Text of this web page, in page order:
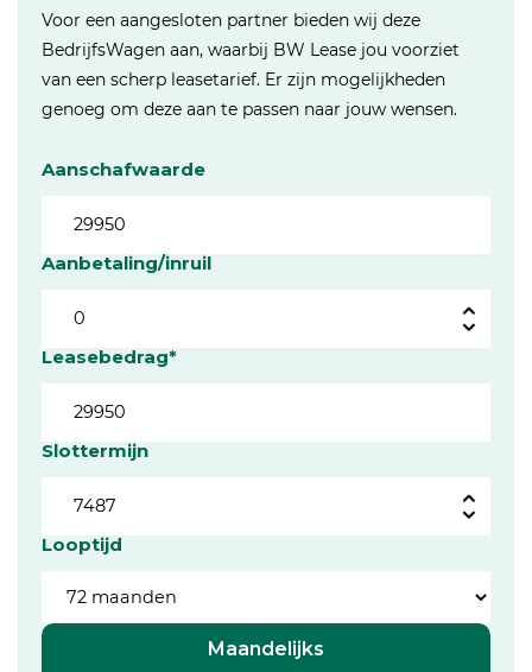
Voor een aangesloten partner bieden wij deze
BedrijfsWagen aan, waarbij BW Lease jou voorziet
van een scherp leasetarief. Er zijn mogelijkheden
genoeg om deze aan te passen naar jouw wensen.
Aanschafwaarde
Aanbetaling/inruil
Leasebedrag*
Slottermijn
Looptijd
Maandelijks